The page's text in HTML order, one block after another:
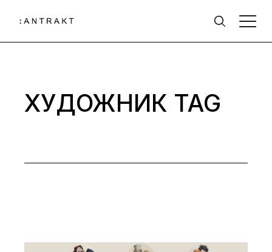
ХУДОЖНИК TAG